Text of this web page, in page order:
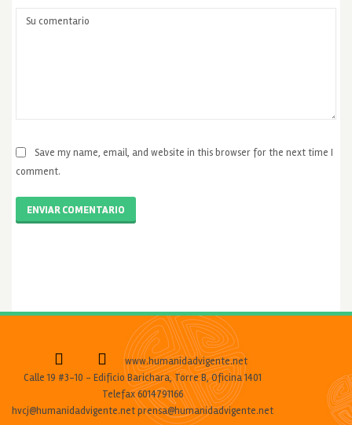
Save my name, email, and website in this browser for the next time I
comment.
ENVIAR COMENTARIO
www.humanidadvigente.net
Calle 19 #3-10 - Edificio Barichara, Torre B, Oficina 1401
Telefax 6014791166
hvcj@humanidadvigente.net prensa@humanidadvigente.net